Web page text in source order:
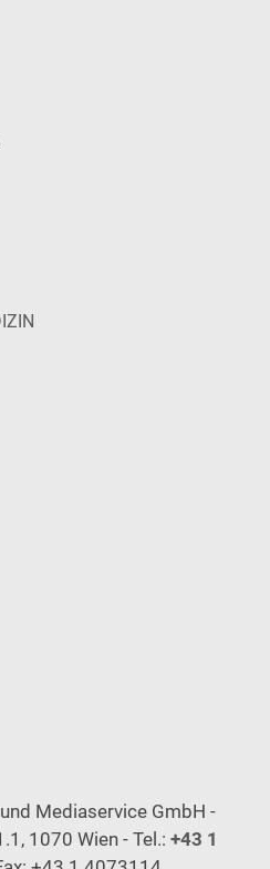
Mediaservice GmbH -
1070 Wien - Tel.: +43 1